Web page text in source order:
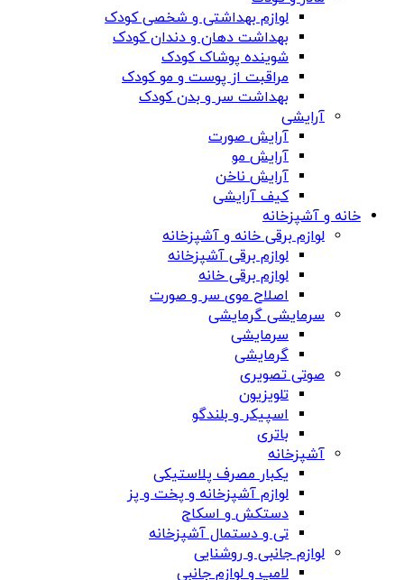
لوازم بهداشتی و شخصی کودک
بهداشت دهان و دندان کودک
شوینده پوشاک کودک
مراقبت از پوست و مو کودک
بهداشت سر و بدن کودک
آرایشی
آرایش صورت
آرایش مو
آرایش ناخن
کیف آرایشی
خانه و آشپزخانه
لوازم برقی خانه و آشپزخانه
لوازم برقی آشپزخانه
لوازم برقی خانه
اصلاح موی سر و صورت
سرمایشی گرمایشی
سرمایشی
گرمایشی
صوتی تصویری
تلویزیون
اسپیکر و بلندگو
باتری
آشپزخانه
یکبار مصرف پلاستیکی
لوازم آشپزخانه و پخت و پز
دستکش و اسکاج
تی و دستمال آشپزخانه
لوازم جانبی و روشنایی
لامپ و لوازم جانبی